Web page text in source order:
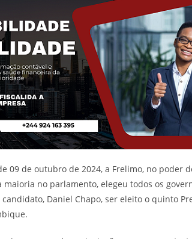
09 de outubro de 2024, a Frelimo, no poder
no parlamento, elegeu todos os
Daniel Chapo, ser eleito o quinto